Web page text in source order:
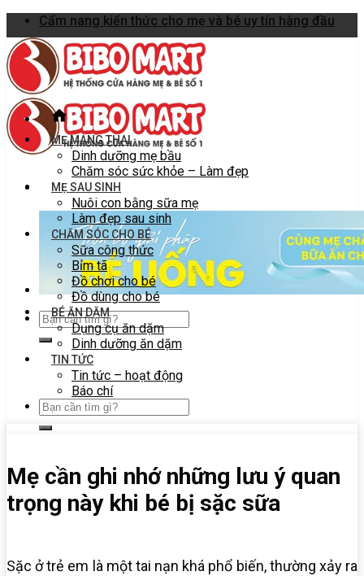
Skip
to
content
Cẩm nang kiến thức cho mẹ và bé uy tín hàng đầu
MẸ MANG THAI
Dinh dưỡng mẹ bầu
Chăm sóc sức khỏe – Làm đẹp
MẸ SAU SINH
Nuôi con bằng sữa mẹ
Làm đẹp sau sinh
CHĂM SÓC CHO BÉ
Sữa công thức
Bỉm tã
Đồ chơi cho bé
Đồ dùng cho bé
BÉ ĂN DẶM
Dụng cụ ăn dặm
Dinh dưỡng ăn dặm
TIN TỨC
Tin tức – hoạt động
Báo chí
Mẹ cần ghi nhớ những lưu ý quan
trọng này khi bé bị sặc sữa
Sặc ở trẻ em là một tai nạn khá phổ biến, thường xảy ra